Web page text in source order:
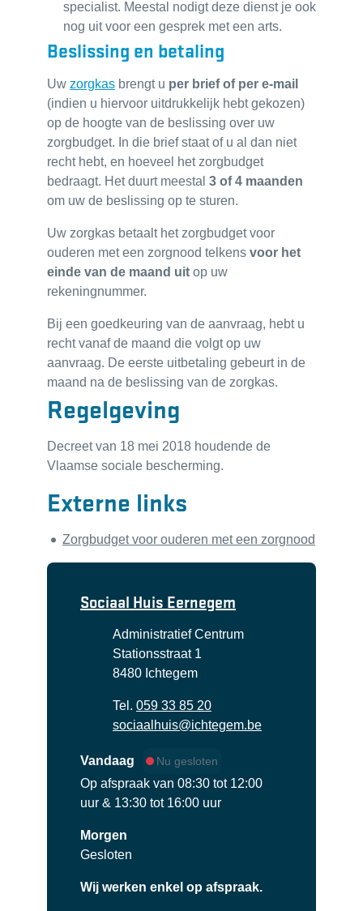
specialist. Meestal nodigt deze dienst je ook
nog uit voor een gesprek met een arts.
Beslissing en betaling
Uw zorgkas brengt u per brief of per e-mail
(indien u hiervoor uitdrukkelijk hebt gekozen)
op de hoogte van de beslissing over uw
zorgbudget. In die brief staat of u al dan niet
recht hebt, en hoeveel het zorgbudget
bedraagt. Het duurt meestal 3 of 4 maanden
om uw de beslissing op te sturen.
Uw zorgkas betaalt het zorgbudget voor
ouderen met een zorgnood telkens voor het
einde van de maand uit op uw
rekeningnummer.
Bij een goedkeuring van de aanvraag, hebt u
recht vanaf de maand die volgt op uw
aanvraag. De eerste uitbetaling gebeurt in de
maand na de beslissing van de zorgkas.
Regelgeving
Decreet van 18 mei 2018 houdende de
Vlaamse sociale bescherming.
Externe links
Zorgbudget voor ouderen met een zorgnood
Contact
Sociaal Huis Eernegem
AdresAdministratief Centrum
Stationsstraat 1
,8480 Ichtegem
059 33 85 20
E-mailsociaalhuis@ichtegem.be
Vandaag Nu gesloten
Op afspraak van 08:30 tot 12:00
uur & 13:30 tot 16:00 uur
Morgen
Gesloten
Wij werken enkel op afspraak.